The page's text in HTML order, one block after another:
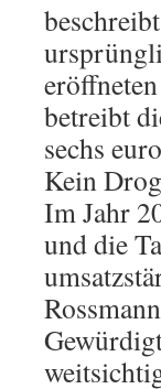
betreibt
sechs
Kein
Im Jahr
und die